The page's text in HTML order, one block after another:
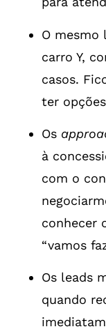
O mesmo
carro Y,
casos.
ter
Os
à
com o
conhecer
“vamos
Os leads
quando